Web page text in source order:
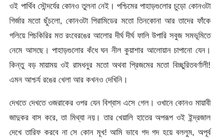
ওই পার্থিব সৌন্দর্যের কোনও তুলনা নেই। পশ্চিমের পাহাড়গুলোর চুড়ো কোনওটা
গির্জার মতো ছুঁচলো, কোনওটা পিরামিডের মতো তিনকোনা আর তাদের ফাঁকে
গলিয়ে পিচকিরির মত রংবেরঙের আলোর দীর্ঘ দীর্ঘ ফালি উপারি সবুজ সমভূমিতে
নেমে আসছে। পাহাড়গুলোর কঁধে ঘন নীল কুয়াশার আলোয়ান চাপানো যেন।
কিন্তু বড় মায়াময় ওই রামধনুর মতো অথবা প্রিজমের মতো বিচ্ছুরিতবর্ণালী!
এমন আশ্চর্য রঙের খেলা আর কখনও দেখিনি।
দেখতে দেখতে ওজরাকের ওপর যেন বিশ্বাস এসে গেল। ওখানে কোনও মায়াবী
জাদুকর বাস করে, তা মিথ্যা নয়। তার খেয়ালি হাতের অপরূপ ওই ইন্দ্রজাল
দেখে তারিফ করবে না সে কোন মূখ! আমি ভাবে গদ গদ হয়ে বললুম, অপূর্ব